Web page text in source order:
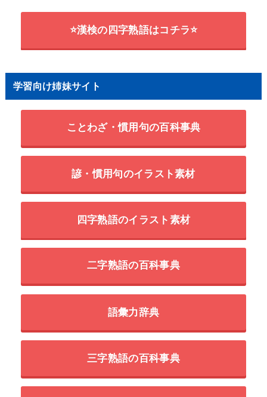
⭐漢検の四字熟語はコチラ⭐
学習向け姉妹サイト
ことわざ・慣用句の百科事典
諺・慣用句のイラスト素材
四字熟語のイラスト素材
二字熟語の百科事典
語彙力辞典
三字熟語の百科事典